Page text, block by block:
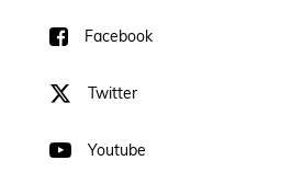
Facebook
Twitter
Youtube